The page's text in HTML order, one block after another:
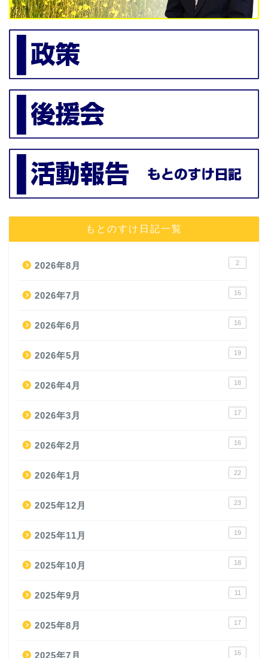
もとのすけ日記一覧
2026年8月 2
2026年7月 16
2026年6月 16
2026年5月 19
2026年4月 18
2026年3月 17
2026年2月 16
2026年1月 22
2025年12月 23
2025年11月 19
2025年10月 18
2025年9月 11
2025年8月 17
2025年7月 16